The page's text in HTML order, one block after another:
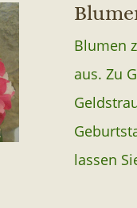
Blumen
aus. Zu
lassen